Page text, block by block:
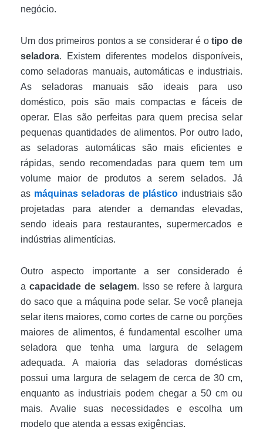
negócio.
Um dos primeiros pontos a se considerar é otipo de
seladora. Existem diferentes modelos disponíveis,
como seladoras manuais, automáticas e industriais.
As seladoras manuais são ideais para uso
doméstico, pois são mais compactas e fáceis de
operar. Elas são perfeitas para quem precisa selar
pequenas quantidades de alimentos. Por outro lado,
as seladoras automáticas são mais eficientes e
rápidas, sendo recomendadas para quem tem um
volume maior de produtos a serem selados. Já
as máquinas seladoras de plástico industriais são
projetadas para atender a demandas elevadas,
sendo ideais para restaurantes, supermercados e
indústrias alimentícias.
Outro aspecto importante a ser considerado é
a capacidade de selagem. Isso se refere à largura
do saco que a máquina pode selar. Se você planeja
selar itens maiores, como cortes de carne ou porções
maiores de alimentos, é fundamental escolher uma
seladora que tenha uma largura de selagem
adequada. A maioria das seladoras domésticas
possui uma largura de selagem de cerca de 30 cm,
enquanto as industriais podem chegar a 50 cm ou
mais. Avalie suas necessidades e escolha um
modelo que atenda a essas exigências.